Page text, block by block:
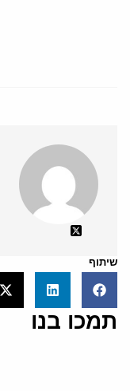
שיתוף
תמכו בנו